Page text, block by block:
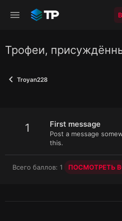
Трофеи,
Troyan228
1 First message
Post a message
this.
Всего баллов: 1 ПОСМОТРЕТЬ